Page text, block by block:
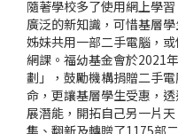
隨著學校多了使用網上學
廣泛的新知識，可惜基層
姊妹共用一部二手電腦，
網課。福幼基金會於2021
劃」，鼓勵機構捐贈二手
命，更讓基層學生受惠，
展潛能，開拓自己另一片
集、翻新及轉贈了1175部